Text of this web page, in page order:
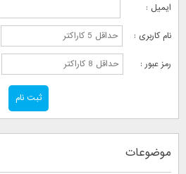
ایمیل :
نام کاربری :
رمز عبور :
موضوعات